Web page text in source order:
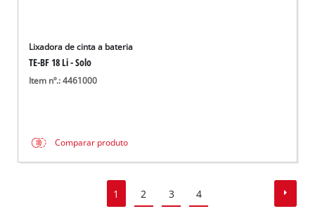
Lixadora de cinta a bateria
TE-BF 18 Li - Solo
Item nº.: 4461000
Comparar produto
1 2 3 4